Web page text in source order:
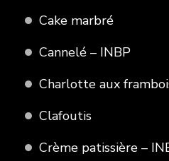
Cake marbré
Cannelé – INBP
Charlotte aux
Clafoutis
Crème patissière –